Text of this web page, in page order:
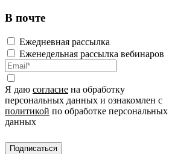
В почте
Ежедневная рассылка
Еженедельная рассылка вебинаров
Я даю согласие на обработку
персональных данных и ознакомлен с
политикой по обработке персональных
данных
Подписаться